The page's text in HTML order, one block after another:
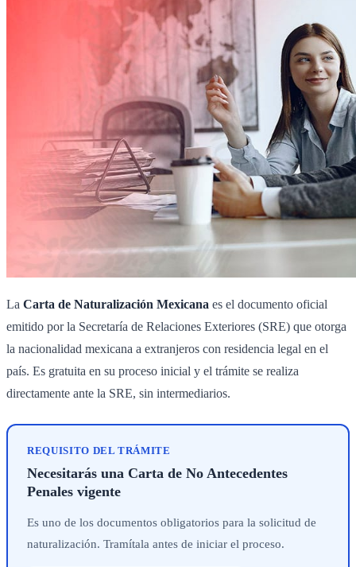
La Carta de Naturalización Mexicana es el documento oficial
emitido por la Secretaría de Relaciones Exteriores (SRE) que otorga
la nacionalidad mexicana a extranjeros con residencia legal en el
país. Es gratuita en su proceso inicial y el trámite se realiza
directamente ante la SRE, sin intermediarios.
REQUISITO DEL TRÁMITE
Necesitarás una Carta de No Antecedentes
Penales vigente
Es uno de los documentos obligatorios para la solicitud de
naturalización. Tramítala antes de iniciar el proceso.